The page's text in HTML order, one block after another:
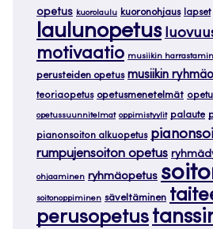
opetus kuorolaulu kuoronohjaus lapset
laulunopetus
motivaatio musiikin
perusteiden opetus musiikin
teoriaopetus opetusmenetelmät
opetussuunnitelmat oppimistyylit palaute
pianonsoiton alkuopetus
rumpujensoiton opetus
ohjaaminen ryhmäopetus
soitonoppiminen säveltäminen
perusopetus